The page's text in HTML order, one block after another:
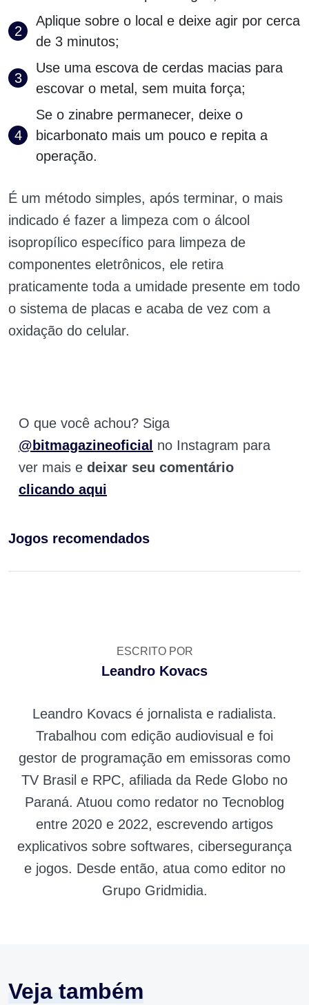
Aplique sobre o local e deixe agir por cerca
de 3 minutos;
Use uma escova de cerdas macias para
escovar o metal, sem muita força;
Se o zinabre permanecer, deixe o
bicarbonato mais um pouco e repita a
operação.
É um método simples, após terminar, o mais
indicado é fazer a limpeza com o álcool
isopropílico específico para limpeza de
componentes eletrônicos, ele retira
praticamente toda a umidade presente em todo
o sistema de placas e acaba de vez com a
oxidação do celular.
O que você achou? Siga
@bitmagazineoficial no Instagram para
ver mais e deixar seu comentário
clicando aqui
Jogos recomendados
ESCRITO POR
Leandro Kovacs
Leandro Kovacs é jornalista e radialista.
Trabalhou com edição audiovisual e foi
gestor de programação em emissoras como
TV Brasil e RPC, afiliada da Rede Globo no
Paraná. Atuou como redator no Tecnoblog
entre 2020 e 2022, escrevendo artigos
explicativos sobre softwares, cibersegurança
e jogos. Desde então, atua como editor no
Grupo Gridmidia.
Veja também